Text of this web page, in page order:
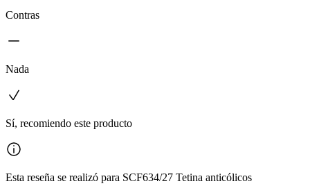
Contras
Nada
Sí, recomiendo este producto
Esta reseña se realizó para SCF634/27 Tetina anticólicos